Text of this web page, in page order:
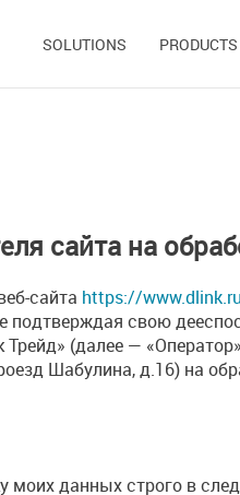
SOLUTIONS PRODUCTS
сайта на
сайта https://www.dlink.ru
подтверждая свою
Трейд» (далее —
Шабулина, д.16) на
моих данных строго в